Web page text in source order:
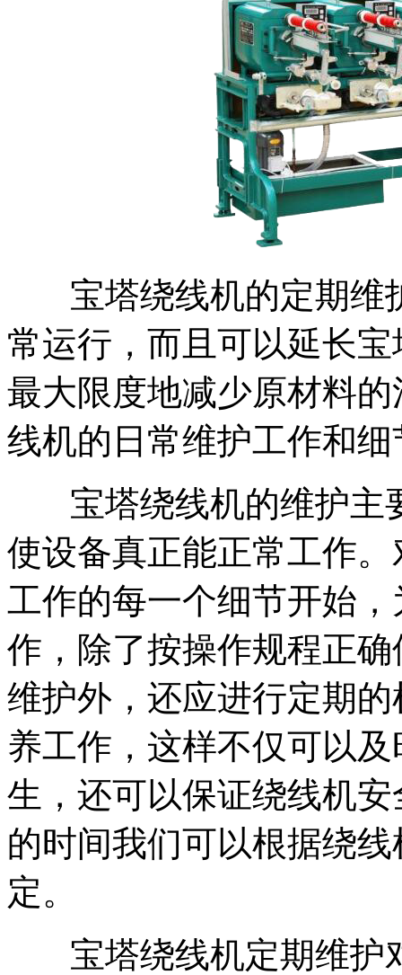
宝塔绕线机的定期维
常运行，而且可以延长
最大限度地减少原材料
线机的日常维护工作和细
宝塔绕线机的维护主
使设备真正能正常工作
工作的每一个细节开始
作，除了按操作规程正
维护外，还应进行定期
养工作，这样不仅可以
生，还可以保证绕线机
的时间我们可以根据绕
定。
宝塔绕线机定期维护